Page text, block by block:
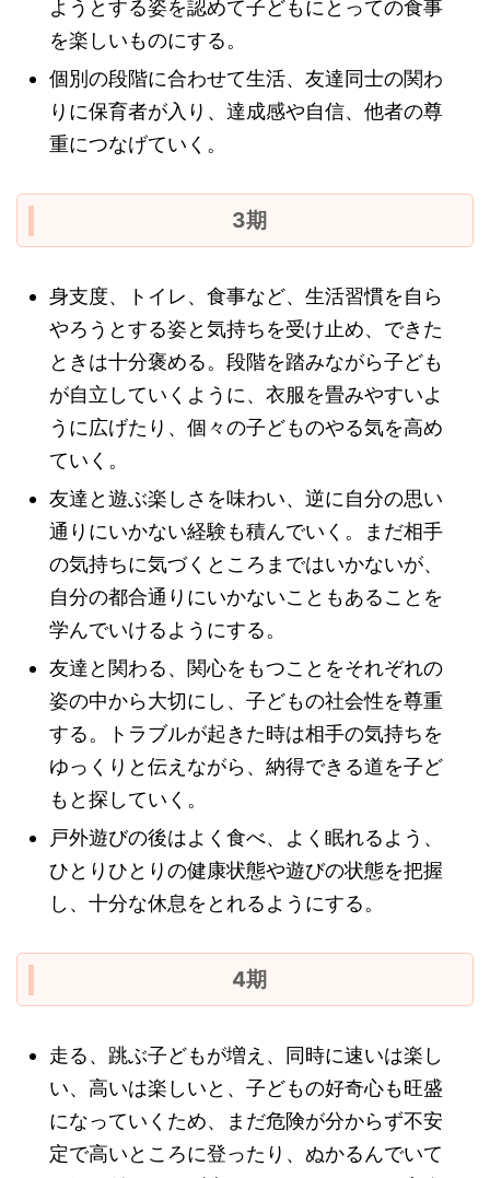
ようとする姿を認めて子どもにとっての食事
を楽しいものにする。
個別の段階に合わせて生活、友達同士の関わ
りに保育者が入り、達成感や自信、他者の尊
重につなげていく。
3期
身支度、トイレ、食事など、生活習慣を自ら
やろうとする姿と気持ちを受け止め、できた
ときは十分褒める。段階を踏みながら子ども
が自立していくように、衣服を畳みやすいよ
うに広げたり、個々の子どものやる気を高め
ていく。
友達と遊ぶ楽しさを味わい、逆に自分の思い
通りにいかない経験も積んでいく。まだ相手
の気持ちに気づくところまではいかないが、
自分の都合通りにいかないこともあることを
学んでいけるようにする。
友達と関わる、関心をもつことをそれぞれの
姿の中から大切にし、子どもの社会性を尊重
する。トラブルが起きた時は相手の気持ちを
ゆっくりと伝えながら、納得できる道を子ど
もと探していく。
戸外遊びの後はよく食べ、よく眠れるよう、
ひとりひとりの健康状態や遊びの状態を把握
し、十分な休息をとれるようにする。
4期
走る、跳ぶ子どもが増え、同時に速いは楽し
い、高いは楽しいと、子どもの好奇心も旺盛
になっていくため、まだ危険が分からず不安
定で高いところに登ったり、ぬかるんでいて